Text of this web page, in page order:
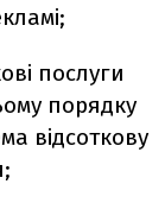
послуги
порядку
відсоткову